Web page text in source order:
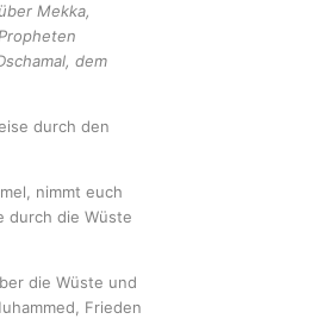
Mekka,
dem
durch den
nimmt euch
durch die Wüste
die Wüste und
Frieden